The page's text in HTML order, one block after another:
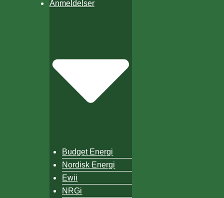
Anmeldelser
Budget Energi
Nordisk Energi
Ewii
NRGi